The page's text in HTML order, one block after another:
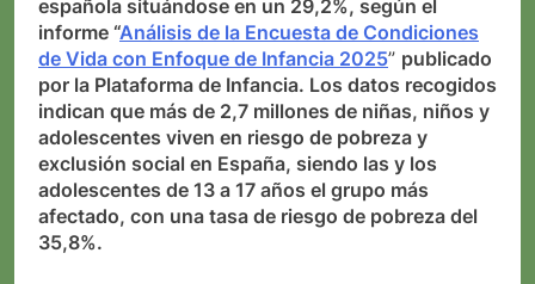
española situándose en un 29,2%, según el
informe “Análisis de la Encuesta de Condiciones
de Vida con Enfoque de Infancia 2025” publicado
por la Plataforma de Infancia. Los datos recogidos
indican que más de 2,7 millones de niñas, niños y
adolescentes viven en riesgo de pobreza y
exclusión social en España, siendo las y los
adolescentes de 13 a 17 años el grupo más
afectado, con una tasa de riesgo de pobreza del
35,8%.